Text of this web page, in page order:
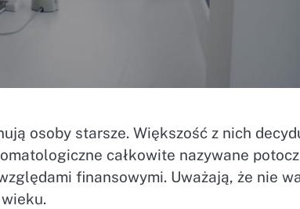
osoby starsze. Większość z nich
całkowite nazywane
finansowymi. Uważają, że nie